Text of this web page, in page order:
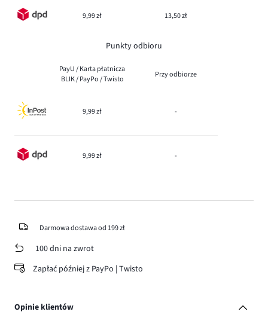
9,99 zł 13,50 zł
Punkty odbioru
PayU / Karta płatnicza
BLIK / PayPo / Twisto
Przy odbiorze
9,99 zł -
9,99 zł -
Darmowa dostawa od 199 zł
100 dni na zwrot
Zapłać później z PayPo | Twisto
Opinie klientów